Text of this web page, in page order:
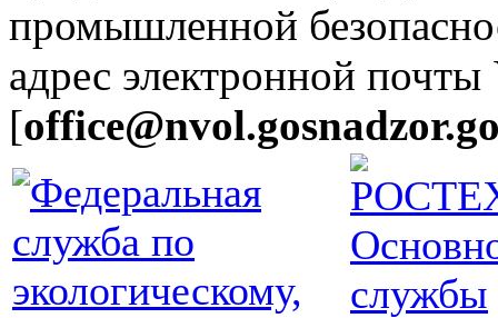
промышленной
адрес электронной
[
службы